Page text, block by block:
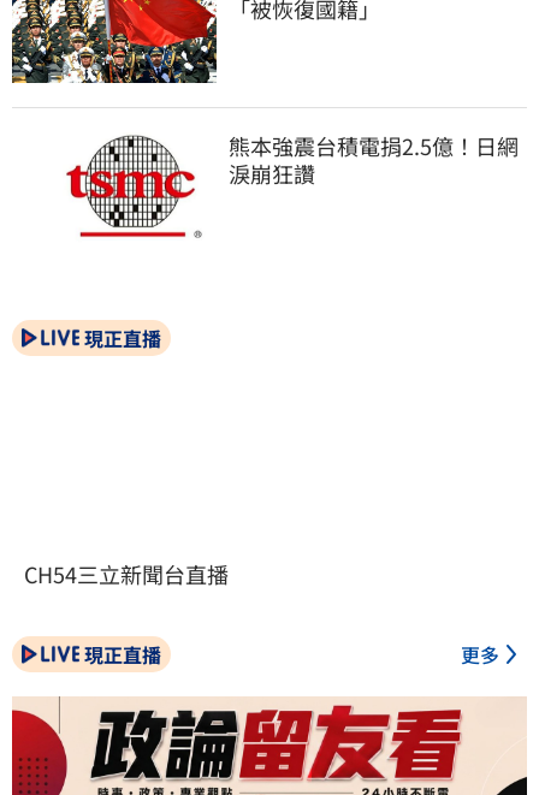
「被恢復國籍」
熊本強震台積電捐2.5億！日網
淚崩狂讚
現正直播
CH54三立新聞台直播
現正直播 更多